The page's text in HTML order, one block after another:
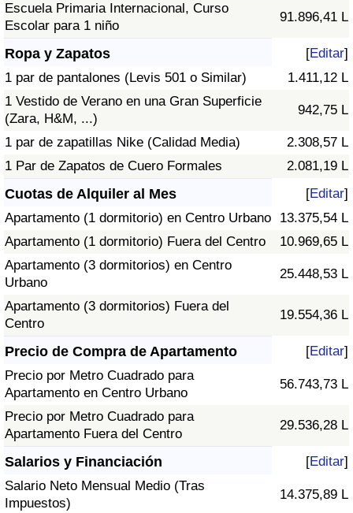
Escuela Primaria Internacional, Curso
Escolar para 1 niño
91.896,41 L
Ropa y Zapatos [Editar]
1 par de pantalones (Levis 501 o Similar)
1.411,12 L
1 Vestido de Verano en una Gran Superficie
(Zara, H&M, ...)
942,75 L
1 par de zapatillas Nike (Calidad Media)
2.308,57 L
1 Par de Zapatos de Cuero Formales
2.081,19 L
Cuotas de Alquiler al Mes [Editar]
Apartamento (1 dormitorio) en Centro Urbano
13.375,54 L
Apartamento (1 dormitorio) Fuera del Centro
10.969,65 L
Apartamento (3 dormitorios) en Centro
Urbano
25.448,53 L
Apartamento (3 dormitorios) Fuera del
Centro
19.554,36 L
Precio de Compra de Apartamento [Editar]
Precio por Metro Cuadrado para
Apartamento en Centro Urbano
56.743,73 L
Precio por Metro Cuadrado para
Apartamento Fuera del Centro
29.536,28 L
Salarios y Financiación [Editar]
Salario Neto Mensual Medio (Tras
Impuestos)
14.375,89 L